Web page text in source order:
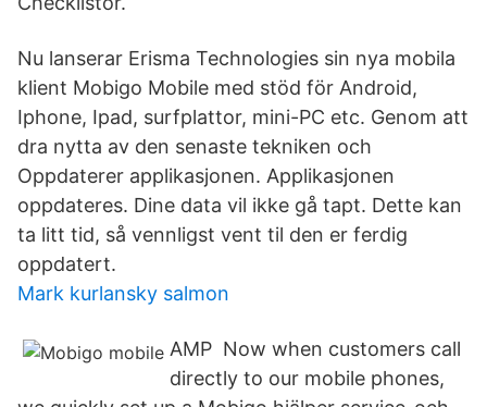
Nu lanserar Erisma Technologies sin nya mobila
klient Mobigo Mobile med stöd för Android,
Iphone, Ipad, surfplattor, mini-PC etc. Genom att
dra nytta av den senaste tekniken och
Oppdaterer applikasjonen. Applikasjonen
oppdateres. Dine data vil ikke gå tapt. Dette kan
ta litt tid, så vennligst vent til den er ferdig
oppdatert.
Mark kurlansky salmon
AMP Now when customers call
directly to our mobile phones,